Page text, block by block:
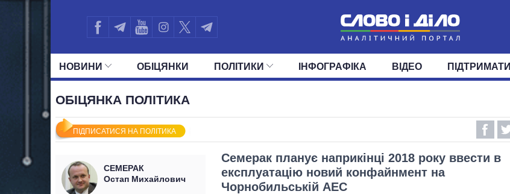
НОВИНИ
СВІТ
ОБIЦЯНКИ ПОЛIТИКИ
ОКРУГИ
ІНФОГРАФІКА ВІДЕО ПІДТРИМАТИ
ОБІЦЯНКА ПОЛІТИКА
ПІДПИСАТИСЯ НА ПОЛІТИКА
СЕМЕРАК
Остап Михайлович
Семерак планує наприкінці 2018 року ввести в
експлуатацію новий конфайнмент на
Чорнобильській АЕС